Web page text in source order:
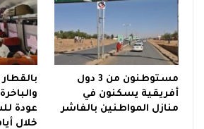
مستوطنون من 3 دول
أفريقية يسكنون في
منازل المواطنين بالفاشر
عودة
خلال